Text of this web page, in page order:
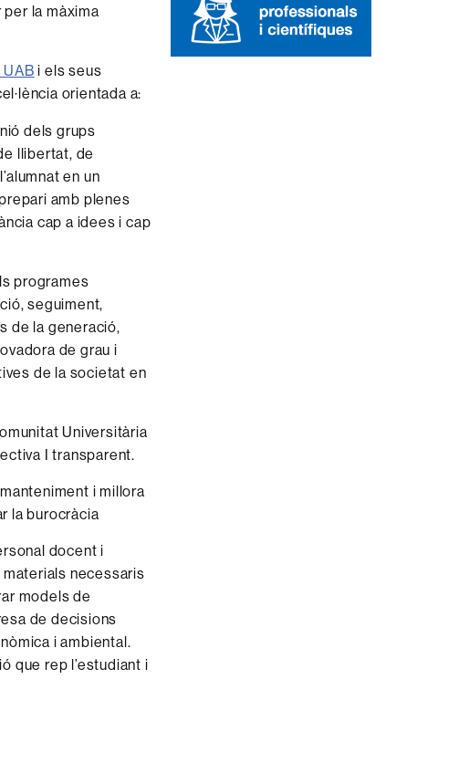
la màxima
i els seus
orientada a:
dels grups
llibertat, de
en un
amb plenes
cap a idees i cap
programes
seguiment,
de la generació,
de grau i
de la societat en
Universitària
I transparent.
i millora
la burocràcia
docent i
necessaris
models de
de decisions
i ambiental.
que rep l’estudiant i